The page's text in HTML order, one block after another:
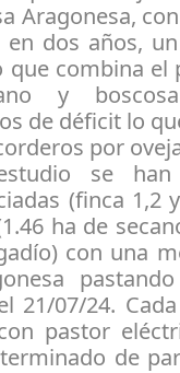
Aragonesa,
dos años,
combina el
y
de déficit lo
por
se
(finca 1,2
ha de
con una
21/07/24.
pastor
de